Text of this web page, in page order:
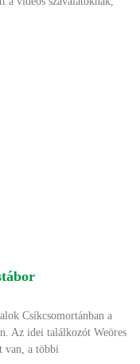
Csíkcsomortánban a
Az idei találkozót Weöres
van, a többi